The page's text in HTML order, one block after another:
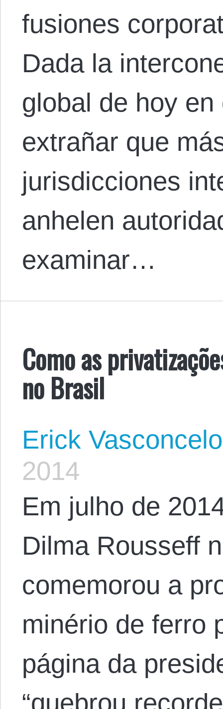
fusiones
Dada la
global de hoy
extrañar que
jurisdicciones
anhelen
examinar…
Como as
no Brasil
Erick
2014
Em julho de
Dilma Rousseff
comemorou a
minério de ferro
página da
“quebrou